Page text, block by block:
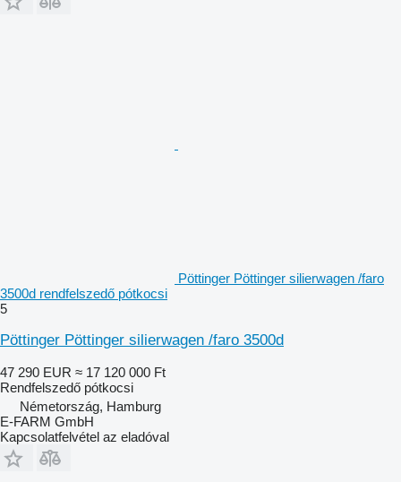
Pöttinger Pöttinger silierwagen /faro
3500d rendfelszedő pótkocsi
5
Pöttinger Pöttinger silierwagen /faro 3500d
47 290 EUR ≈ 17 120 000 Ft
Rendfelszedő pótkocsi
Németország, Hamburg
E-FARM GmbH
Kapcsolatfelvétel az eladóval